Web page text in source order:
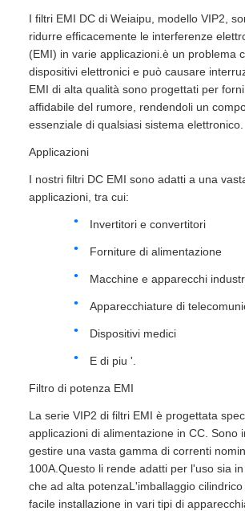
I filtri EMI DC di Weiaipu, modello VIP2,
ridurre efficacemente le interferenze
(EMI) in varie applicazioni.è un problema
dispositivi elettronici e può causare
EMI di alta qualità sono progettati per
affidabile del rumore, rendendoli un
essenziale di qualsiasi sistema elettronico.
Applicazioni
I nostri filtri DC EMI sono adatti a una
applicazioni, tra cui:
Invertitori e convertitori
Forniture di alimentazione
Macchine e apparecchi
Apparecchiature di
Dispositivi medici
E di piu '.
Filtro di potenza EMI
La serie VIP2 di filtri EMI è progettata
applicazioni di alimentazione in CC. Sono
gestire una vasta gamma di correnti
100A.Questo li rende adatti per l'uso sia
che ad alta potenzaL'imballaggio
facile installazione in vari tipi di